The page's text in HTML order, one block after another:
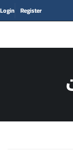
Register
Login